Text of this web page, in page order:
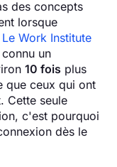
des concepts
lorsque
Le Work Institute
un
10 fois plus
que ceux qui ont
Cette seule
c'est pourquoi
dès le